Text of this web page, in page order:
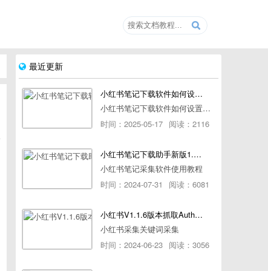
最近更新
小红书笔记下载软件如何设置浏览器路径
小红书笔记下载软件如何设置浏览器路径
时间：2025-05-17 阅读：2116
小红书笔记下载助手新版1.1.7版本使用教程
小红书笔记采集软件使用教程
时间：2024-07-31
阅读：6081
小红书V1.1.6版本抓取AuthorId最新教程
小红书采集关键词采集
时间：2024-06-23 阅读：3056